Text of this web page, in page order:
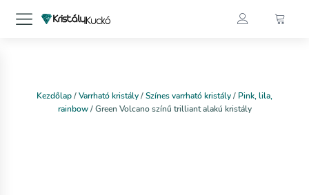
Kezdőlap/Varrható kristály/Színes varrható kristály/ Pink, lila,
rainbow/ Green Volcano színű trilliant alakú kristály